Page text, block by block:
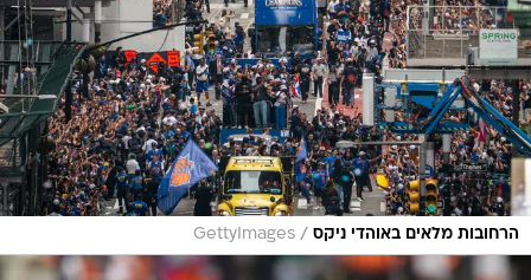
הרחובות מלאים באוהדי ניקס /
GettyImages